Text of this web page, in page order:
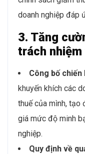
doanh nghiệp đáp
3. Tăng
trách nhiệm
Công bố
khuyến khích các
thuế của mình, tạo
giá mức độ minh
nghiệp.
Quy định về